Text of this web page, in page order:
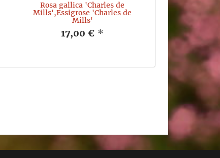
Rosa gallica 'Charles de
Mills',Essigrose 'Charles de
Mills'
17,00 € *
Rosa